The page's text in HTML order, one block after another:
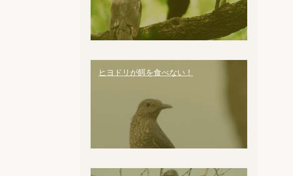
ヒヨドリが餌を食べない！